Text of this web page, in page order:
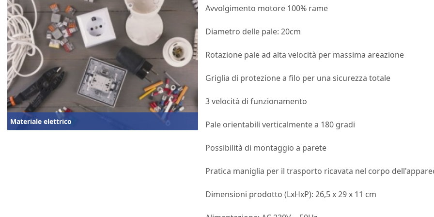
Materiale elettrico
Avvolgimento motore 100% rame
Diametro delle pale: 20cm
Rotazione pale ad alta velocità per massima areazione
Griglia di protezione a filo per una sicurezza totale
3 velocità di funzionamento
Pale orientabili verticalmente a 180 gradi
Possibilità di montaggio a parete
Pratica maniglia per il trasporto ricavata nel corpo
Dimensioni prodotto (LxHxP): 26,5 x 29 x 11 cm